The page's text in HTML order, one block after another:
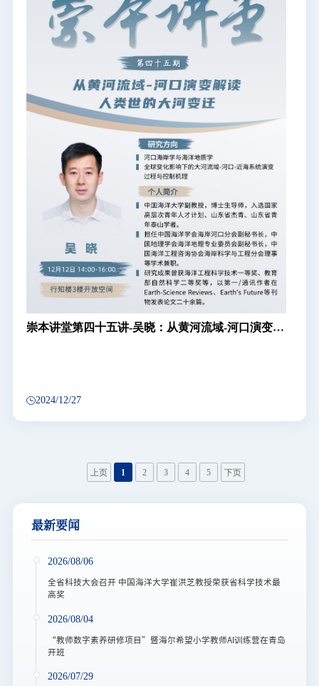
崇本讲堂第四十五讲-吴晓：从黄河流域-河口演变解
2024/12/27
上页 1 2 3 4 5 下页
最新要闻
2026/08/06
全省科技大会召开 中国海洋大学崔洪芝教授荣获省科学技术最
高奖
2026/08/04
“教师数字素养研修项目”暨海尔希望小学教师AI训练营在青岛
开班
2026/07/29